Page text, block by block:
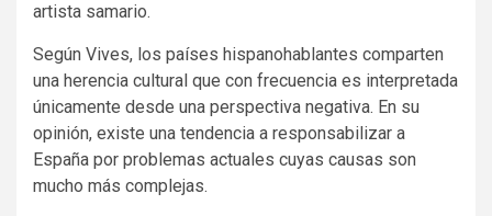
artista samario.
Según Vives, los países hispanohablantes comparten
una herencia cultural que con frecuencia es interpretada
únicamente desde una perspectiva negativa. En su
opinión, existe una tendencia a responsabilizar a
España por problemas actuales cuyas causas son
mucho más complejas.